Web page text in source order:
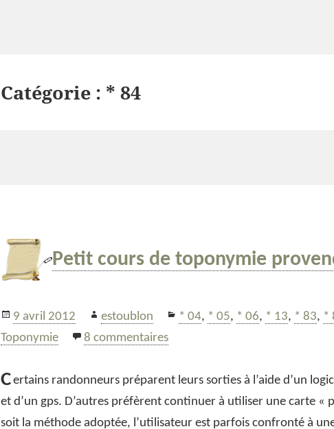
Catégorie : * 84
Petit cours de toponymie
Publié
le
9 avril 2012 Auteur
estoublon Catégories
* 04, * 05, * 06, * 13, * 83, *
Toponymie 8 commentairessur Petit cours de toponymie
Certains randonneurs préparent leurs sorties à l’aide d’un
et d’un gps. D’autres préfèrent continuer à utiliser une carte «
soit la méthode adoptée, l’utilisateur est parfois confronté à